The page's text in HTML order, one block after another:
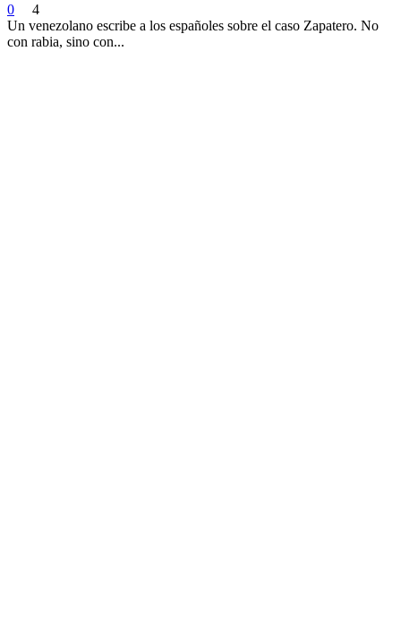
0
4
Un venezolano escribe a los españoles sobre el caso Zapatero. No
con rabia, sino con...